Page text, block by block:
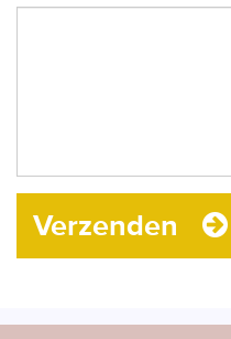
Verzenden